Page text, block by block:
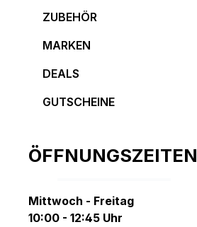
ZUBEHÖR
MARKEN
DEALS
GUTSCHEINE
ÖFFNUNGSZEITEN
Mittwoch - Freitag
10:00 - 12:45 Uhr